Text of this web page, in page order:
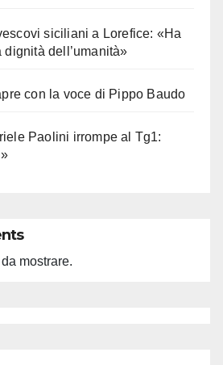
siciliani a Lorefice: «Ha
dell’umanità»
con la voce di Pippo Baudo
Paolini irrompe al Tg1:
mostrare.